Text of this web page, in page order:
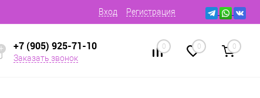
Вход Регистрация
+7 (905) 925-71-10
Заказать звонок
0 0 0